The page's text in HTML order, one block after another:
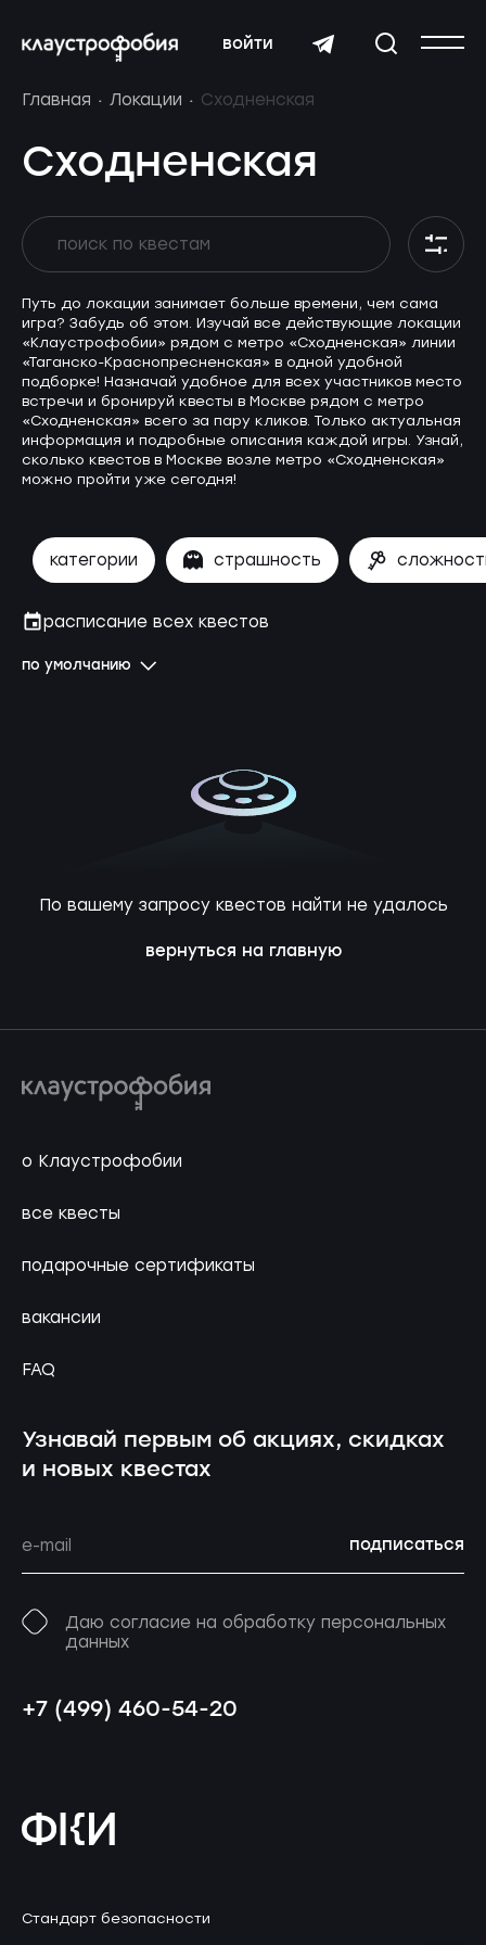
войти
Главная Локации Сходненская
Сходненская
Путь до локации занимает больше времени, чем сама
игра? Забудь об этом. Изучай все действующие локации
«Клаустрофобии» рядом с метро «Сходненская» линии
«Таганско-Краснопресненская» в одной удобной
подборке! Назначай удобное для всех участников место
встречи и бронируй квесты в Москве рядом с метро
«Сходненская» всего за пару кликов. Только актуальная
информация и подробные описания каждой игры. Узнай,
сколько квестов в Москве возле метро «Сходненская»
можно пройти уже сегодня!
категории страшность
по умолчанию
расписание всех квестов
По вашему запросу квестов найти не удалось
вернуться на главную
о Клаустрофобии
все квесты
подарочные сертификаты
вакансии
FAQ
Узнавай первым об акциях, скидках
и новых квестах
подписаться
Даю согласие на обработку персональных
данных
+7 (499) 460-54-20
Стандарт безопасности